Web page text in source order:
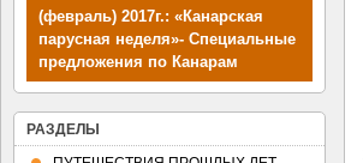
(февраль) 2017г.: «Канарская
парусная неделя»- Специальные
предложения по Канарам
РАЗДЕЛЫ